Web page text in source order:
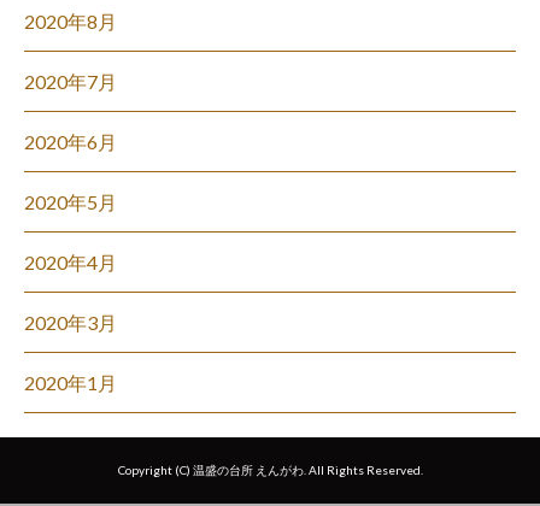
2020年8月
2020年7月
2020年6月
2020年5月
2020年4月
2020年3月
2020年1月
Copyright (C) 温盛の台所 えんがわ. All Rights Reserved.